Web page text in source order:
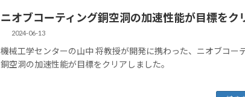
ニオブコーティング銅空洞の加速性能が⽬標をク
2024-06-13
機械⼯学センターの⼭中 将教授が開発に携わった、ニオブコー
銅空洞の加速性能が⽬標をクリアしました。